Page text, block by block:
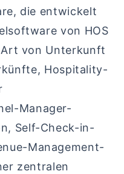
die entwickelt
von HOS
von Unterkunft
Hospitality-
Manager-
Self-Check-in-
Management-
zentralen